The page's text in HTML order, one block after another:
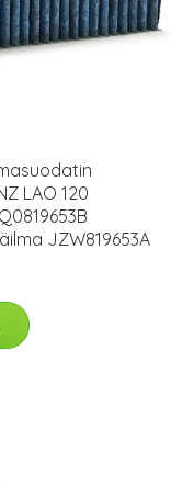
LAO 120
JZW819653A